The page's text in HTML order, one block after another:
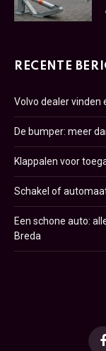
RECENTE
Volvo dealer vinden
De bumper: meer
Klappalen voor
Schakel of
Een schone auto:
Breda